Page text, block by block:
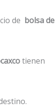
de bolsa de
tienen